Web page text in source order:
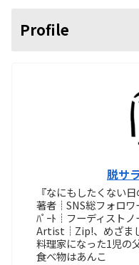
Profile
脱サ
『なにもしたくない
著者┊SNS総フォロ
ﾊﾟｰﾄ┊フーディスト
Artist┊Zip!、めざま
料理家になった1児の
食べ物はあんこ